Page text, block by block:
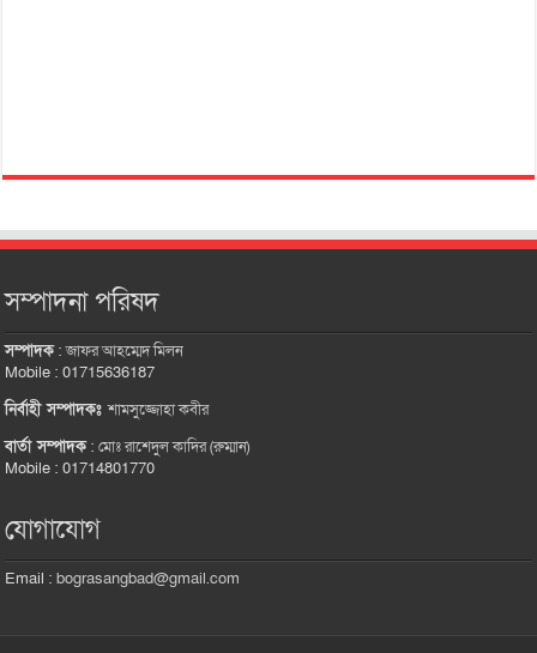
সম্পাদনা পরিষদ
সম্পাদক:জাফর আহম্মেদ মিলন
Mobile : 01715636187
নির্বাহী সম্পাদকঃশামসুজ্জোহা কবীর
বার্তা সম্পাদক:মোঃ রাশেদুল কাদির (রুম্মান)
Mobile : 01714801770
যোগাযোগ
Email :bograsangbad@gmail.com